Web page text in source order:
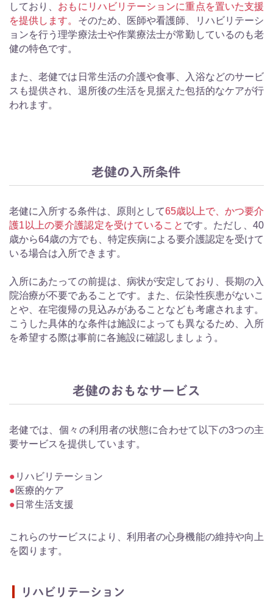
しており、 おもにリハビリテーションに重点を置いた支援
を提供します。 そのため、医師や看護師、リハビリテーシ
ョンを行う理学療法士や作業療法士が常勤しているのも老
健の特色です。
また、老健では日常生活の介護や食事、入浴などのサービ
スも提供され、退所後の生活を見据えた包括的なケアが行
われます。
老健の入所条件
老健に入所する条件は、原則として65歳以上で、かつ要介
護1以上の要介護認定を受けていること です。ただし、40
歳から64歳の方でも、特定疾病による要介護認定を受けて
いる場合は入所できます。
入所にあたっての前提は、病状が安定しており、長期の入
院治療が不要であることです。また、伝染性疾患がないこ
とや、在宅復帰の見込みがあることなども考慮されます。
こうした具体的な条件は施設によっても異なるため、入所
を希望する際は事前に各施設に確認しましょう。
老健のおもなサービス
老健では、個々の利用者の状態に合わせて以下の3つの主
要サービスを提供しています。
リハビリテーション
医療的ケア
日常生活支援
これらのサービスにより、利用者の心身機能の維持や向上
を図ります。
リハビリテーション